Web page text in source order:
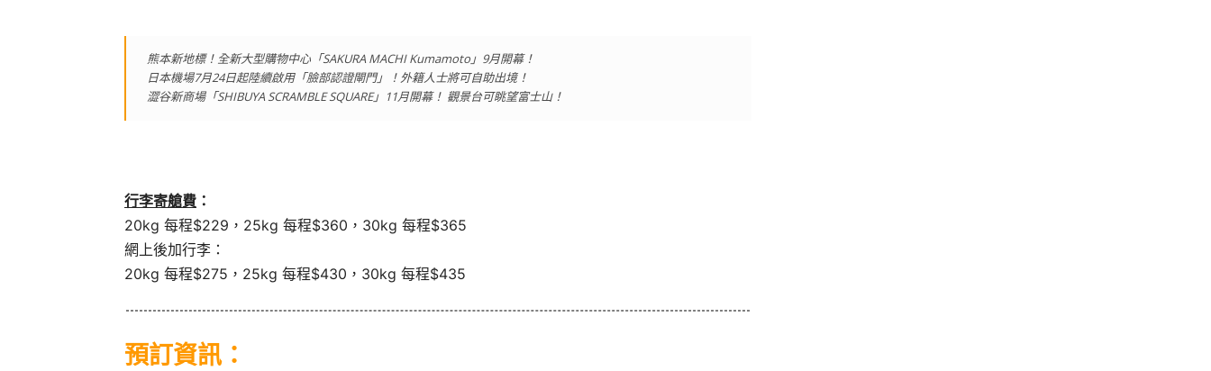
熊本新地標！全新大型購物中心「SAKURA MACHI Kumamoto」9月開幕！
日本機場7月24日起陸續啟用「臉部認證閘門」！外籍人士將可自助出境！
澀谷新商場「SHIBUYA SCRAMBLE SQUARE」11月開幕！ 觀景台可眺望富士山！
行李寄艙費 ：
20kg 每程$229，25kg 每程$360，30kg 每程$365
網上後加行李：
20kg 每程$275，25kg 每程$430，30kg 每程$435
預訂資訊：